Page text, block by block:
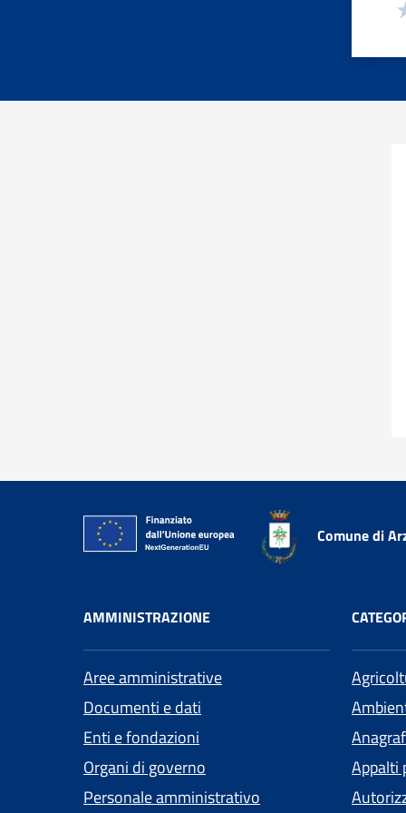
Comune di
AMMINISTRAZIONE
Aree amministrative
Documenti e dati
Enti e fondazioni
Organi di governo
Personale amministrativo
Appalti